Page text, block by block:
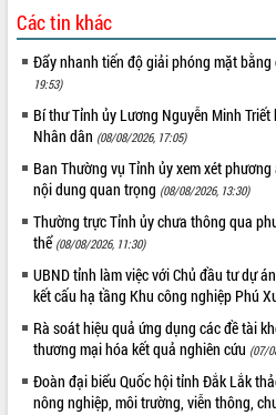
Bàn giải pháp tháo gỡ khó khăn trong
xuất khẩu sầu riêng và triển khai quy
định EUDR
Thứ trưởng Bộ Nông nghiệp và Môi
trường Nguyễn Hoàng Hiệp khảo sát
vùng trồng và doanh nghiệp đóng gói
sầu riêng tại Đắk Lắk
Trình diễn nghệ thuật chế biến các
món ăn từ sầu riêng
Đắk Lắk công bố Quy hoạch và xúc
tiến đầu tư tỉnh
Ngành cá ngừ Đắk Lắk chủ động thích
ứng để giữ vững thị trường xuất khẩu
Diễn đàn Kinh tế tư nhân Việt Nam đột
phá cơ chế - Hợp tác công tư
Đề án 06 tạo bước ngoặt đột phá trong
cải cách hành chính tỉnh Đắk Lắk
Tất cả: 66099261
Các tin khác
Đẩy nhanh tiến độ giải phóng mặt
19:53)
Bí thư Tỉnh ủy Lương Nguyễn Minh
Nhân dân (08/08/2026, 17:05)
Ban Thường vụ Tỉnh ủy xem xét
nội dung quan trọng (08/08/2026, 13:30)
Thường trực Tỉnh ủy chưa thông qua
thể (08/08/2026, 11:30)
UBND tỉnh làm việc với Chủ đầu tư dự
kết cấu hạ tầng Khu công nghiệp Phú
Rà soát hiệu quả ứng dụng các đề tài
thương mại hóa kết quả nghiên cứu (07/
Đoàn đại biểu Quốc hội tỉnh Đắk Lắk
nông nghiệp, môi trường, viễn thông,